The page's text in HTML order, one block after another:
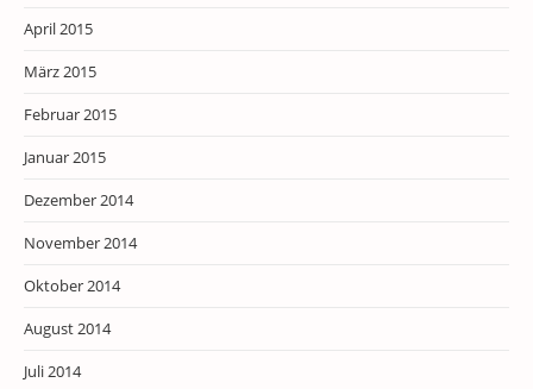
April 2015
März 2015
Februar 2015
Januar 2015
Dezember 2014
November 2014
Oktober 2014
August 2014
Juli 2014